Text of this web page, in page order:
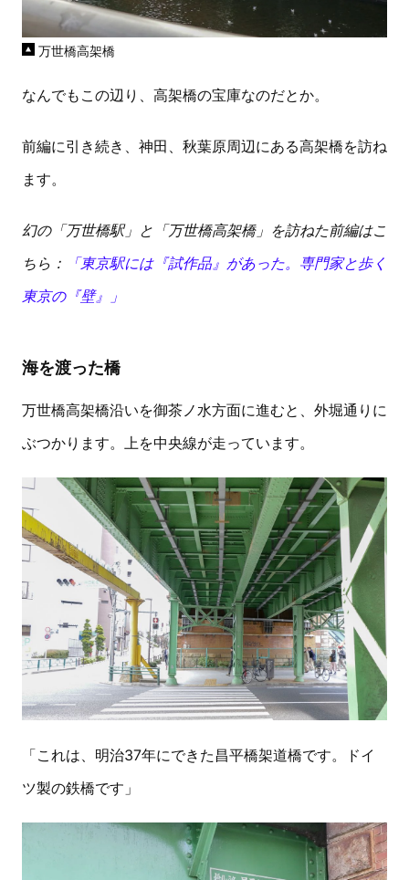
万世橋高架橋
なんでもこの辺り、高架橋の宝庫なのだとか。
前編に引き続き、神田、秋葉原周辺にある高架橋を訪ね
ます。
幻の「万世橋駅」と「万世橋高架橋」を訪ねた前編はこ
ちら：
「東京駅には『試作品』があった。専門家と歩く
東京の『壁』」
海を渡った橋
万世橋高架橋沿いを御茶ノ水方面に進むと、外堀通りに
ぶつかります。上を中央線が走っています。
「これは、明治37年にできた昌平橋架道橋です。ドイ
ツ製の鉄橋です」